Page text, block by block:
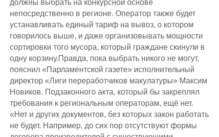
должны выбрать на конкурсной основе
непосредственно в регионе. Оператор также будет
устанавливать единый тариф на вывоз, о котором
говорилось выше, и даже организовывать мощности
сортировки того мусора, который граждане скинули в
одну корзину.Правда, пока выбрать никого не могут,
пояснил «Парламентской газете» исполнительный
директор «Лиги переработчиков макулатуры» Максим
Новиков. Подзаконного акта, который бы закреплял
требования к региональным операторам, ещё нет.
«Нет и других документов, без которых закон работать
не будет. Например, до сих пор отсутствуют формы